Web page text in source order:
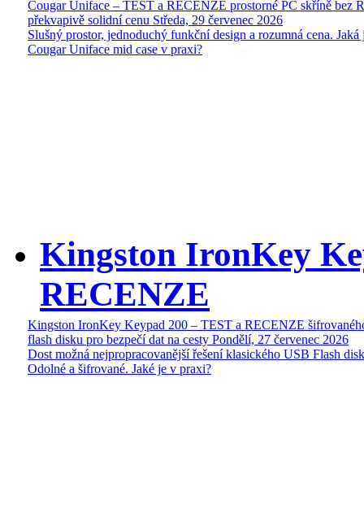
Cougar Uniface – TEST a RECENZE prostorné PC skříně bez
překvapivě solidní cenu Středa, 29 červenec 2026
Slušný prostor, jednoduchý funkční design a rozumná cena. Jaká
Cougar Uniface mid case v praxi?
Kingston IronKey
RECENZE
Kingston IronKey Keypad 200 – TEST a RECENZE
flash disku pro bezpečí dat na cesty Pondělí, 27 červenec 2026
Dost možná nejpropracovanější řešení klasického USB Flash
Odolné a šifrované. Jaké je v praxi?